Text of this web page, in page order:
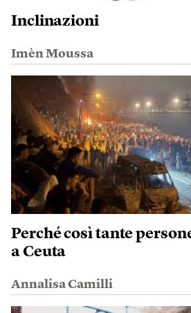
Inclinazioni
Imèn Moussa
Perché così tante
a Ceuta
Annalisa Camilli